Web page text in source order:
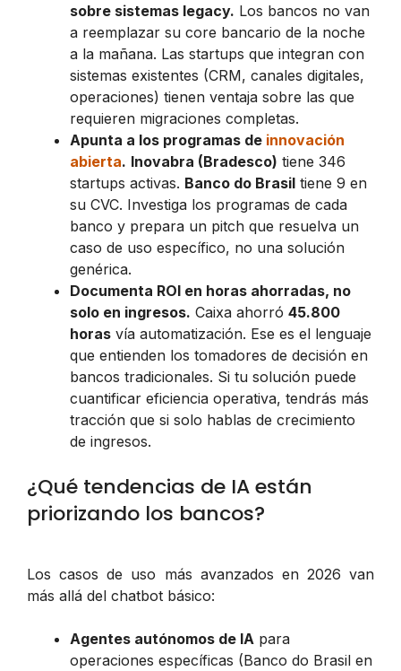
sobre sistemas legacy. Los bancos no van
a reemplazar su core bancario de la noche
a la mañana. Las startups que integran con
sistemas existentes (CRM, canales digitales,
operaciones) tienen ventaja sobre las que
requieren migraciones completas.
Apunta a los programas de innovación
abierta. Inovabra (Bradesco) tiene 346
startups activas. Banco do Brasil tiene 9 en
su CVC. Investiga los programas de cada
banco y prepara un pitch que resuelva un
caso de uso específico, no una solución
genérica.
Documenta ROI en horas ahorradas, no
solo en ingresos. Caixa ahorró 45.800
horas vía automatización. Ese es el lenguaje
que entienden los tomadores de decisión en
bancos tradicionales. Si tu solución puede
cuantificar eficiencia operativa, tendrás más
tracción que si solo hablas de crecimiento
de ingresos.
¿Qué tendencias de IA están
priorizando los bancos?
Los casos de uso más avanzados en 2026 van
más allá del chatbot básico:
Agentes autónomos de IA para
operaciones específicas (Banco do Brasil en